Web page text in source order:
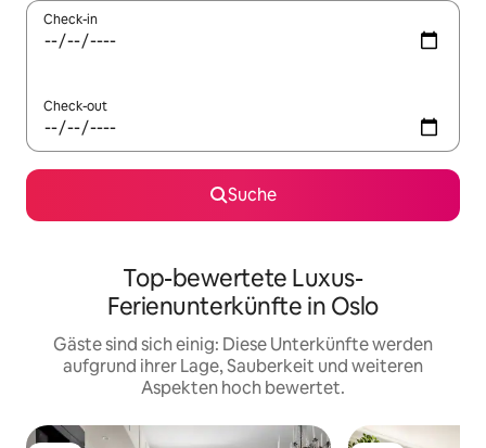
Check-in
Check-out
Suche
Top-bewertete Luxus-
Ferienunterkünfte in Oslo
Gäste sind sich einig: Diese Unterkünfte werden
aufgrund ihrer Lage, Sauberkeit und weiteren
Aspekten hoch bewertet.